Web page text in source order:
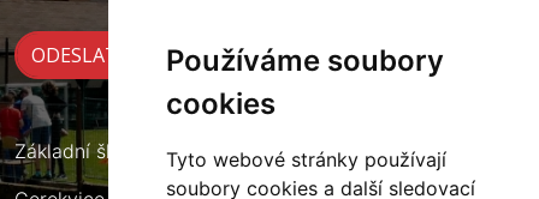
Používáme soubory
cookies
Tyto webové stránky používají
soubory cookies a další sledovací
Základní škola Cerekvice nad Loučnou